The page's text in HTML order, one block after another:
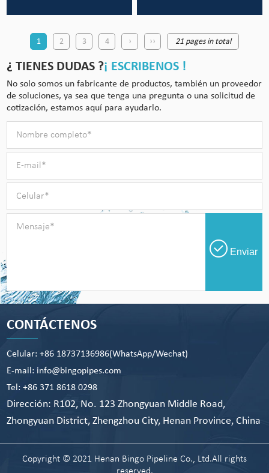
1 2 3 4 › ›› 21 pages in total
¿ TIENES DUDAS ?¡ ESCRIBENOS !
No solo somos un fabricante de productos, también un proveedor
de soluciones, ya sea que tenga una pregunta o una solicitud de
cotización, estamos aquí para ayudarlo.
Enviar
CONTÁCTENOS
Celular: +86 18737136986(WhatsApp/Wechat)
E-mail: info@bingopipes.com
Tel: +86 371 8618 0298
Dirección: R102, No. 123 Zhongyuan Middle Road,
Zhongyuan District, Zhengzhou City, Henan Province, China
Copyright © 2021 Henan Bingo Pipeline Co., Ltd.All rights
reserved.